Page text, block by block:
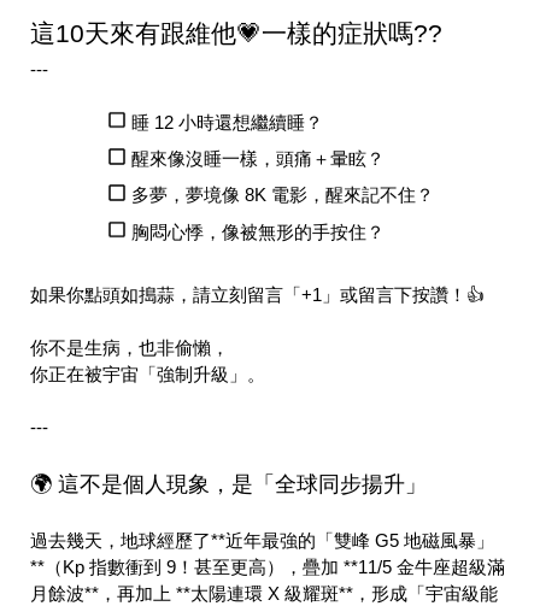
這10天來有跟維他💗一樣的症狀嗎??
---
睡 12 小時還想繼續睡？
醒來像沒睡一樣，頭痛＋暈眩？
多夢，夢境像 8K 電影，醒來記不住？
胸悶心悸，像被無形的手按住？
如果你點頭如搗蒜，請立刻留言「+1」或留言下按讚！👍
你不是生病，也非偷懶，
你正在被宇宙「強制升級」。
---
🌍 這不是個人現象，是「全球同步揚升」
過去幾天，地球經歷了**近年最強的「雙峰 G5 地磁風暴」
**（Kp 指數衝到 9！甚至更高），疊加 **11/5 金牛座超級滿
月餘波**，再加上 **太陽連環 X 級耀斑**，形成「宇宙級能